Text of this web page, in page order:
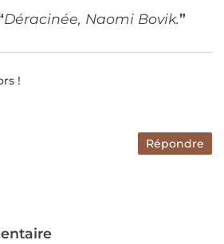
Déracinée, Naomi Bovik.”
!
Répondre